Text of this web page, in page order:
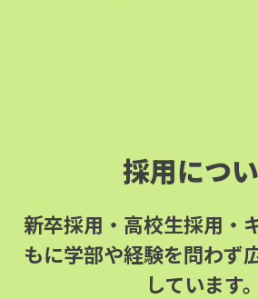
採用につ
新卒採用・高校生採用・
もに学部や経験を問わず
しています。